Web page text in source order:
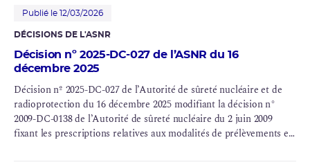
n° 127 et n° 128), Nogent (INB n° 129 et n° 130), Penly (INB n° 136
et n° 140), Golfech (INB n° 135 et n° 142), Cattenom (INB n° 124,
(INB n° 158 et n° 159)
Publié le 12/03/2026
DÉCISIONS DE L'ASNR
Décision nº 2025-DC-027 de l’ASNR du 16
décembre 2025
Décision nº 2025-DC-027 de l’Autorité de sûreté nucléaire et de
radioprotection du 16 décembre 2025 modifiant la décision n°
2009-DC-0138 de l’Autorité de sûreté nucléaire du 2 juin 2009
fixant les prescriptions relatives aux modalités de prélèvements et